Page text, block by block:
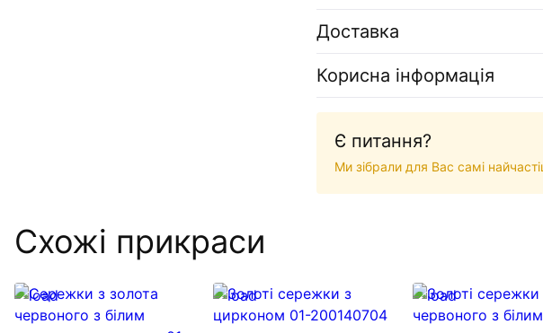
Доставка
Корисна інформація
Є питання?
Ми зібрали для Вас самі
Схожі прикраси